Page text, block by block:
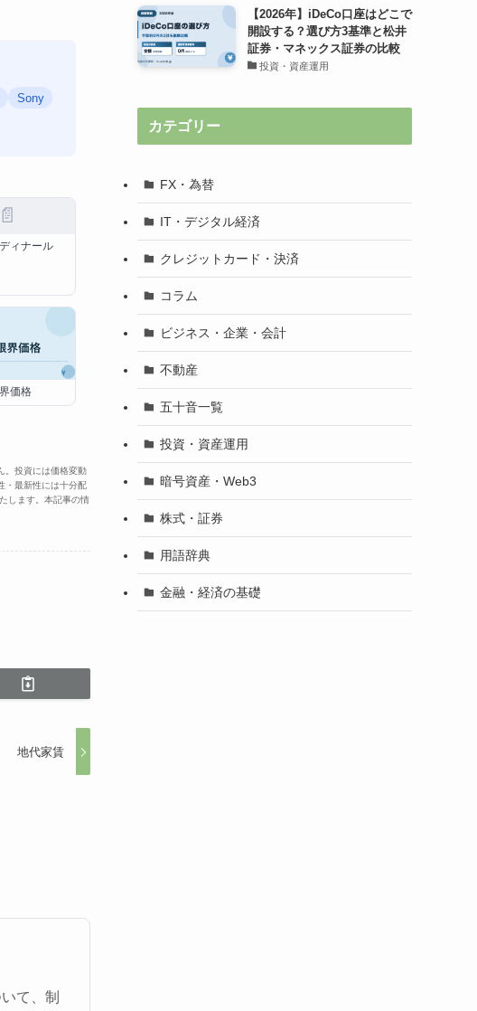
Sony
📄
ィナール
価格
。投資には価格変動
・最新性には十分配
します。本記事の情
地代家賃
て、制
【2026年】iDeCo口座はどこで
開設する？選び方3基準と松井
証券・マネックス証券の比較
投資・資産運用
カテゴリー
FX・為替
IT・デジタル経済
クレジットカード・決済
コラム
ビジネス・企業・会計
不動産
五十音一覧
投資・資産運用
暗号資産・Web3
株式・証券
用語辞典
金融・経済の基礎